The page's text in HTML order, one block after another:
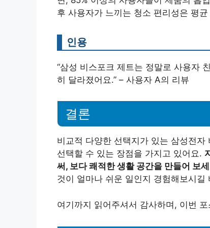
후 사용자가 느끼는 청소 편리성은 평
인용
“삼성 비스포크 제트는 정말로 사용자
히 달라졌어요.” – 사용자 A의 리뷰
결론
비교적 다양한 선택지가 있는 삼성전
선택할 수 있는 장점을 가지고 있어요.
써, 보다 쾌적한 생활 공간을 만들어 보
것이 얼마나 쉬운 일인지 경험해보시길
여기까지 읽어주셔서 감사하며, 이번